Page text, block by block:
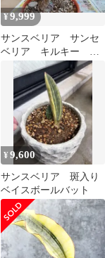
¥9,999
サンスベリア サンセ
ベリア キルキー プ
ルクラ コパトーン
多肉
¥9,600
サンスベリア 斑入り
ベイスボールバット